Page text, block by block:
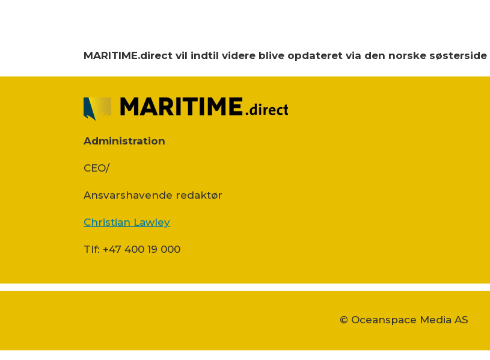
MARITIME.direct vil indtil videre blive opdateret via den norske søsterside
Administration
CEO/
Ansvars­havende redaktør
Christian Lawley
Tlf: +47 400 19 000
© Oceanspace Media AS